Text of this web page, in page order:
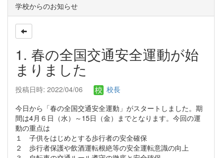
学校からのお知らせ
1. 春の全国交通安全運動が始
まりました
投稿日時: 2022/04/06
校長
今日から「春の全国交通安全運動」がスタートしました。期
間は4月６日（水）～15日（金）までとなります。今回の運
動の重点は
１ 子供をはじめとする歩行者の安全確保
２ 歩行者保護や飲酒運転根絶等の安全運転意識の向上